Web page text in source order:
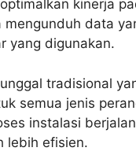
kinerja
data
yang digunakan.
tradisional
semua jenis
instalasi
lebih efisien.